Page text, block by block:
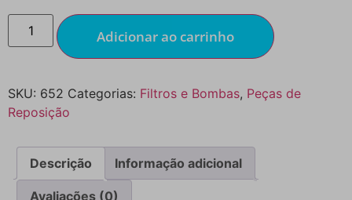
Adicionar ao carrinho
SKU: 652 Categorias: Filtros e Bombas, Peças de
Reposição
Descrição Informação adicional
Avaliações (0)